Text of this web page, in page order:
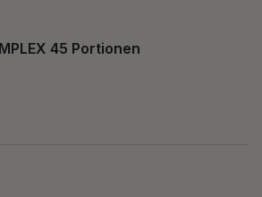
45 Portionen